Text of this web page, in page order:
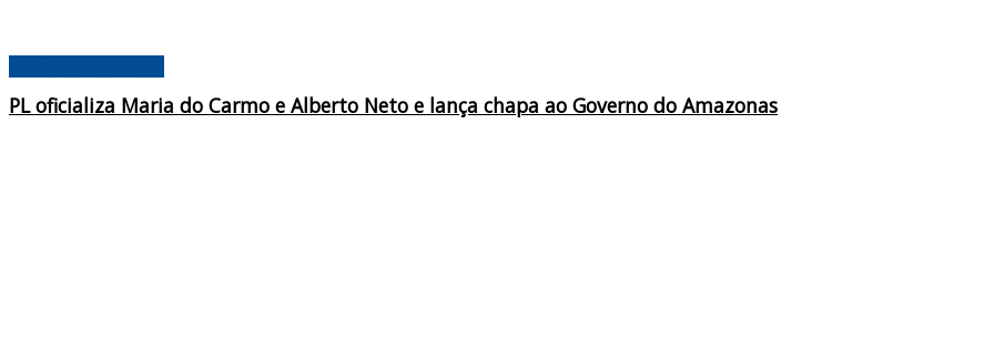
PL oficializa Maria do Carmo e Alberto Neto e lança chapa ao Governo do Amazonas